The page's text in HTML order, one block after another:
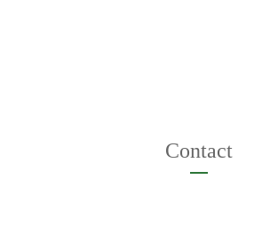
Contact